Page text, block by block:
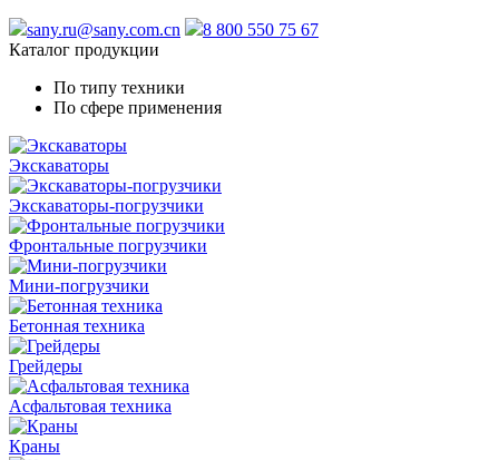
sany.ru@sany.com.cn
8 800 550 75 67
Каталог продукции
По типу техники
По сфере применения
Экскаваторы
Экскаваторы-погрузчики
Фронтальные погрузчики
Мини-погрузчики
Бетонная техника
Грейдеры
Асфальтовая техника
Краны